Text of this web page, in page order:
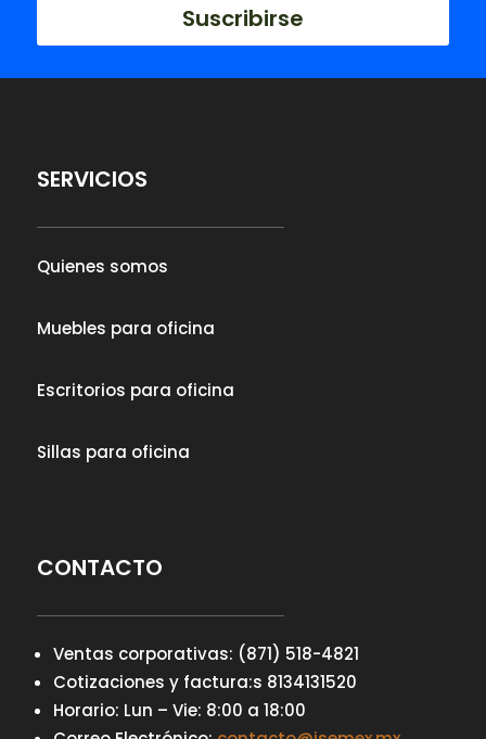
Suscribirse
SERVICIOS
Quienes somos
Muebles para oficina
Escritorios para oficina
Sillas para oficina
CONTACTO
Ventas corporativas: (871) 518-4821
Cotizaciones y factura:s 8134131520
Horario: Lun – Vie: 8:00 a 18:00